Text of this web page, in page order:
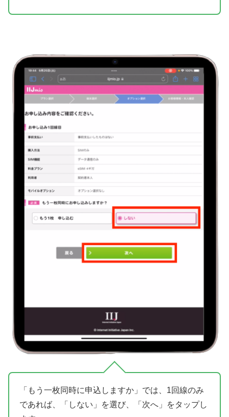
「もう一枚同時に申込しますか」では、1回線のみ
であれば、「しない」を選び、「次へ」をタップし